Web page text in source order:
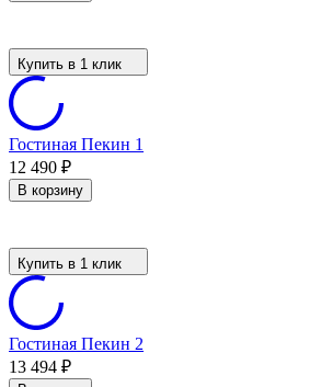
Купить в 1 клик
Гостиная Пекин 1
12 490 ₽
В корзину
Купить в 1 клик
Гостиная Пекин 2
13 494 ₽